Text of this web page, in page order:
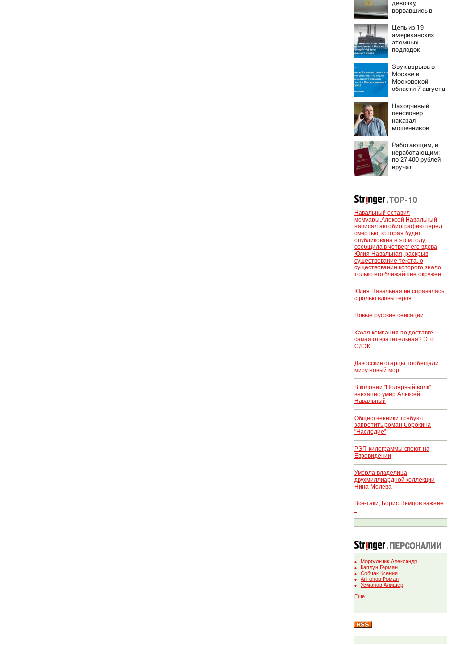
девочку,
ворвавшись в
Цепь из 19
американских
атомных
подлодок
Россию и Китай:
это инструмент
первого
массированного
удара
Звук взрыва в
Москве и
Московской
области 7 августа
Причины,
источник, откуда
был громкий
хлопок
Находчивый
пенсионер
наказал
мошенников
способом
Работающим, и
неработающим:
по 27 400 рублей
вручат
Навальный оставил
мемуары.Алексей Навальный
написал автобиографию перед
смертью, которая будет
опубликована в этом году,
сообщила в четверг его вдова
Юлия Навальная, раскрыв
существование текста, о
существовании которого знало
только его ближайшее окружен
Юлия Навальная не справилась
с ролью вдовы героя
Новые русские сенсации
Какая компания по доставке
самая отвратительная? Это
СДЭК.
Давосские старцы пообещали
миру новый мор
В колонии "Полярный волк"
внезапно умер Алексей
Навальный
Общественники требуют
запретить роман Сорокина
"Наследие"
РЭП-килограммы споют на
Евровидении
Умерла владелица
двухмиллиардной коллекции
Нина Молева
Все-таки, Борис Немцов важнее
..
Моргульчик Александр
Каплун Герман
Собчак Ксения
Антонов Роман
Усманов Алишер
Еще…